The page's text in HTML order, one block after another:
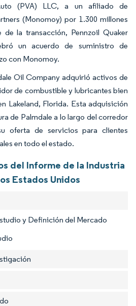
(PVA) LLC, a un afiliado de
(Monomoy) por 1.300 millones
la transacción, Pennzoil Quaker
un acuerdo de suministro de
con Monomoy.
Oil Company adquirió activos de
de combustible y lubricantes bien
Lakeland, Florida. Esta adquisición
de Palmdale a lo largo del corredor
oferta de servicios para clientes
en todo el estado.
del Informe de la Industria
Estados Unidos
y Definición del Mercado